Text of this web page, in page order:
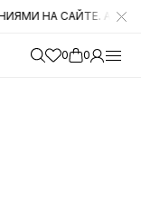
А ТАКЖЕ БЫЛИ
0 0